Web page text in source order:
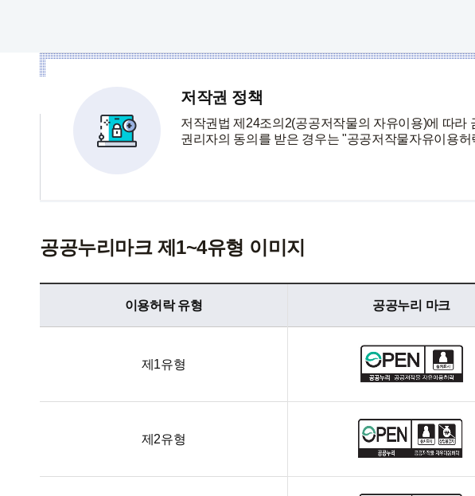
저작권 정책
저작권법 제24조의2(공공저작물의 자유이용)에 따
권리자의 동의를 받은 경우는 "공공저작물자유이용
공공누리마크 제1~4유형 이미지
공공누리마크 제1~4유형 이미지 - 이용허락 유형, 공공누리 마크, 이용허락범위 정보제공
이용허락 유형
공공누리 마크
제1유형
제2유형